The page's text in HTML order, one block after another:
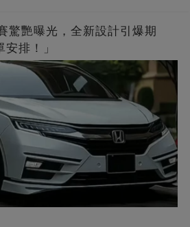
驚艷曝光，全新設計引爆期
排！」